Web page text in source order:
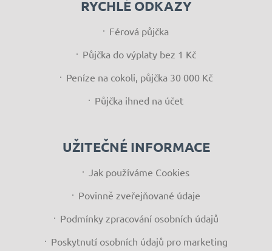
RYCHLÉ ODKAZY
Férová půjčka
Půjčka do výplaty bez 1 Kč
Peníze na cokoli, půjčka 30 000 Kč
Půjčka ihned na účet
UŽITEČNÉ INFORMACE
Jak používáme Cookies
Povinně zveřejňované údaje
Podmínky zpracování osobních údajů
Poskytnutí osobních údajů pro marketing